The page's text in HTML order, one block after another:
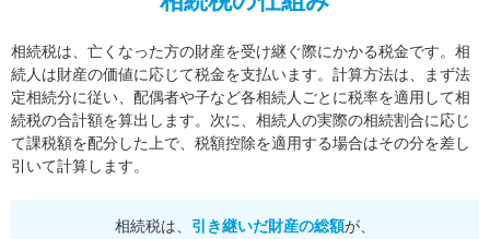
相続税は、亡くなった方の財産を受け継ぐ際にかかる税金です。相
続人は財産の価値に応じて税金を支払います。 計算方法は、まず法
定相続分に従い、配偶者や子など各相続人ごとに税率を適用して相
続税の合計額を算出します。 次に、相続人の実際の相続割合に応じ
て課税額を配分した上で、税額控除を適用する場合はその分を差し
引いて計算します。
相続税は、 引き継いだ財産の総額が、